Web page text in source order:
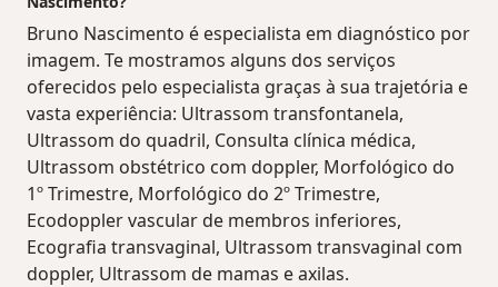
Bruno Nascimento é especialista em diagnóstico por
imagem. Te mostramos alguns dos serviços
oferecidos pelo especialista graças à sua trajetória e
vasta experiência: Ultrassom transfontanela,
Ultrassom do quadril, Consulta clínica médica,
Ultrassom obstétrico com doppler, Morfológico do
1º Trimestre, Morfológico do 2º Trimestre,
Ecodoppler vascular de membros inferiores,
Ecografia transvaginal, Ultrassom transvaginal com
doppler, Ultrassom de mamas e axilas.